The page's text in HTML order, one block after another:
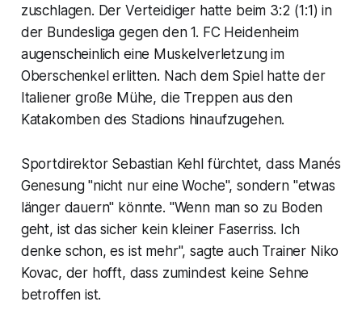
zuschlagen. Der Verteidiger hatte beim 3:2 (1:1) in
der Bundesliga gegen den 1. FC Heidenheim
augenscheinlich eine Muskelverletzung im
Oberschenkel erlitten. Nach dem Spiel hatte der
Italiener große Mühe, die Treppen aus den
Katakomben des Stadions hinaufzugehen.
Sportdirektor Sebastian Kehl fürchtet, dass Manés
Genesung "nicht nur eine Woche", sondern "etwas
länger dauern" könnte. "Wenn man so zu Boden
geht, ist das sicher kein kleiner Faserriss. Ich
denke schon, es ist mehr", sagte auch Trainer Niko
Kovac, der hofft, dass zumindest keine Sehne
betroffen ist.